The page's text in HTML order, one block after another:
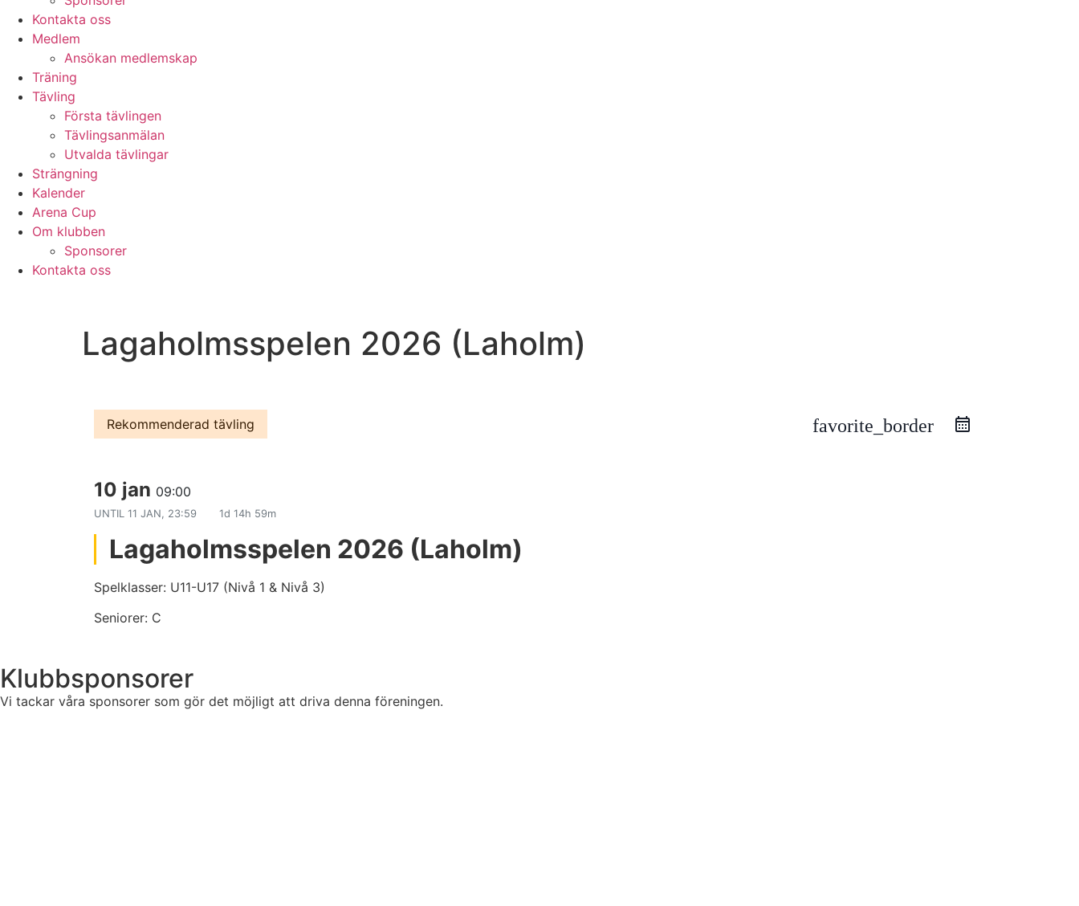
Kontakta oss
Medlem
Ansökan medlemskap
Träning
Tävling
Första tävlingen
Tävlingsanmälan
Utvalda tävlingar
Strängning
Kalender
Arena Cup
Om klubben
Sponsorer
Kontakta oss
Lagaholmsspelen 2026 (Laholm)
Rekommenderad tävling favorite_border
10 jan 09:00
UNTIL 11 JAN, 23:59 1d 14h 59m
Lagaholmsspelen 2026 (Laholm)
Spelklasser: U11-U17 (Nivå 1 & Nivå 3)
Seniorer: C
Klubbsponsorer
Vi tackar våra sponsorer som gör det möjligt att driva denna föreningen.